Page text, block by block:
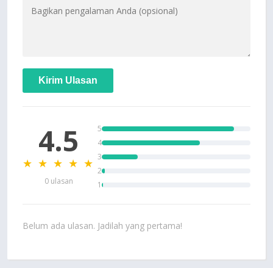
Kirim Ulasan
4.5
★ ★ ★ ★ ★
0 ulasan
5
4
3
2
1
Belum ada ulasan. Jadilah yang pertama!